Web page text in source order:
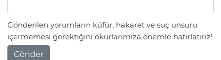
Gönderilen yorumların küfür, hakaret ve suç unsuru
içermemesi gerektiğini okurlarımıza önemle hatırlatırız!
Gönder